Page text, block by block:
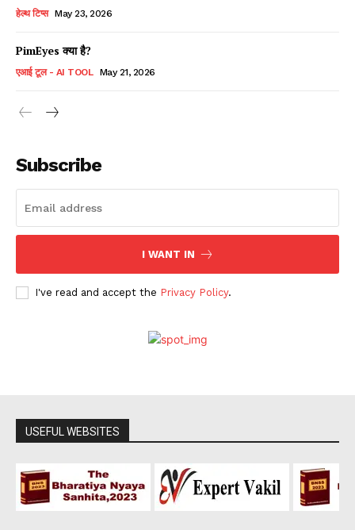
हेल्थ टिप्स May 23, 2026
PimEyes क्या है?
एआई टूल - AI TOOL May 21, 2026
Subscribe
I WANT IN
I've read and accept the Privacy Policy.
USEFUL WEBSITES